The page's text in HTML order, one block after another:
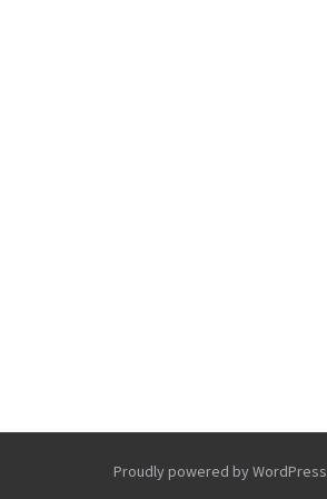
Proudly powered by WordPress